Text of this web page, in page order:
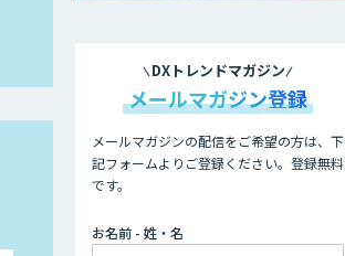
DXトレンドマガジン
メールマガジン登録
メールマガジンの配信をご希望の方は、下
記フォームよりご登録ください。登録無料
です。
お名前 - 姓・名